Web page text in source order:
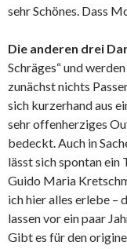
sehr Schönes. Dass
Die anderen drei
Schräges“ und
zunächst nichts
sich kurzerhand aus
sehr offenherziges
bedeckt. Auch in
lässt sich spontan ein
Guido Maria
ich hier alles erlebe –
lassen vor ein paar
Gibt es für den